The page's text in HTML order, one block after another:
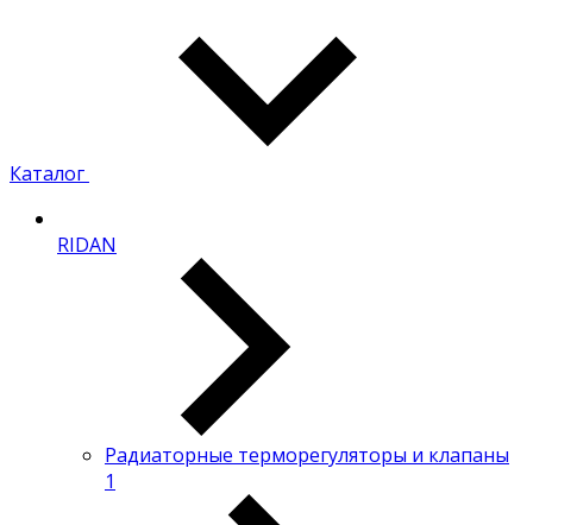
Каталог
RIDAN
Радиаторные терморегуляторы и клапаны
1